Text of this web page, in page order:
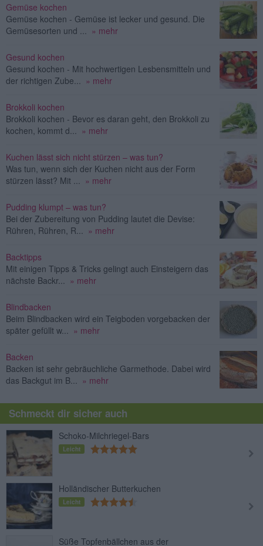
Gemüse kochen
Gemüse kochen - Gemüse ist lecker und gesund. Die
Gemüsesorten und ...
» mehr
Gesund kochen
Gesund kochen - Mit hochwertigen Lesbensmitteln und
der richtigen Zube...
» mehr
Brokkoli kochen
Brokkoli kochen - Bevor es daran geht, den Brokkoli zu
kochen, kommt d...
» mehr
Kuchen lässt sich nicht stürzen – was tun?
Was tun, wenn sich der Kuchen nicht aus der Form
stürzen lässt? Mit ...
» mehr
Pudding klumpt – was tun?
Bei der Zubereitung von Pudding lautet die Devise:
Rühren, Rühren, R...
» mehr
Backtipps
Mit einigen Tipps & Tricks gelingt auch Einsteigern das
nächste Backr...
» mehr
Blindbacken
Beim Blindbacken wird ein Teigboden vorgebacken der
später gefüllt w...
» mehr
Backen
Backen ist sehr gebräuchliche Garmethode. Dabei wird
das Backgut im B...
» mehr
Schmeckt dir sicher auch
Schoko-Milchriegel-Bars
Leicht
Holländischer Butterkuchen
Leicht
Süße Topfenbällchen aus der